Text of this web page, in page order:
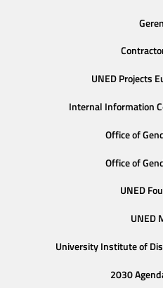
UNED Projects
Internal Information
Office of
Office of
UNED
UNED
University Institute of
2030